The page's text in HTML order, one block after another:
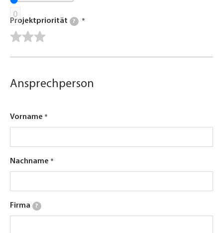
0
Projektpriorität ?
Ansprechperson
Vorname
Nachname
Firma ?